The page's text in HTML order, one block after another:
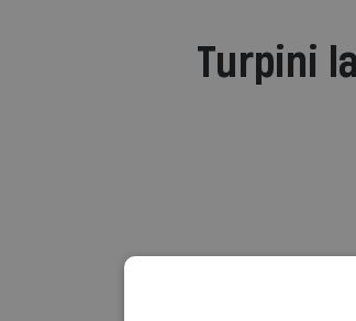
Turpini